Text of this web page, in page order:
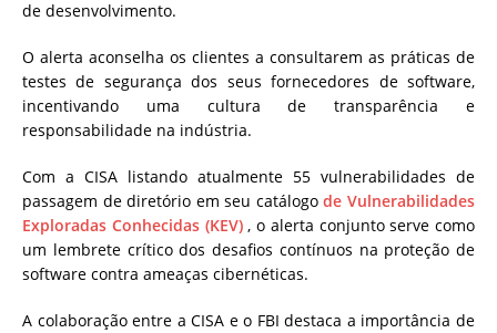
de desenvolvimento.
O alerta aconselha os clientes a consultarem as práticas de
testes de segurança dos seus fornecedores de software,
incentivando uma cultura de transparência e
responsabilidade na indústria.
Com a CISA listando atualmente 55 vulnerabilidades de
passagem de diretório em seu catálogode Vulnerabilidades
Exploradas Conhecidas (KEV), o alerta conjunto serve como
um lembrete crítico dos desafios contínuos na proteção de
software contra ameaças cibernéticas.
A colaboração entre a CISA e o FBI destaca a importância de